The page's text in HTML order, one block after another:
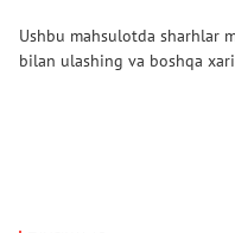
Ushbu mahsulotda sharhlar
bilan ulashing va boshqa